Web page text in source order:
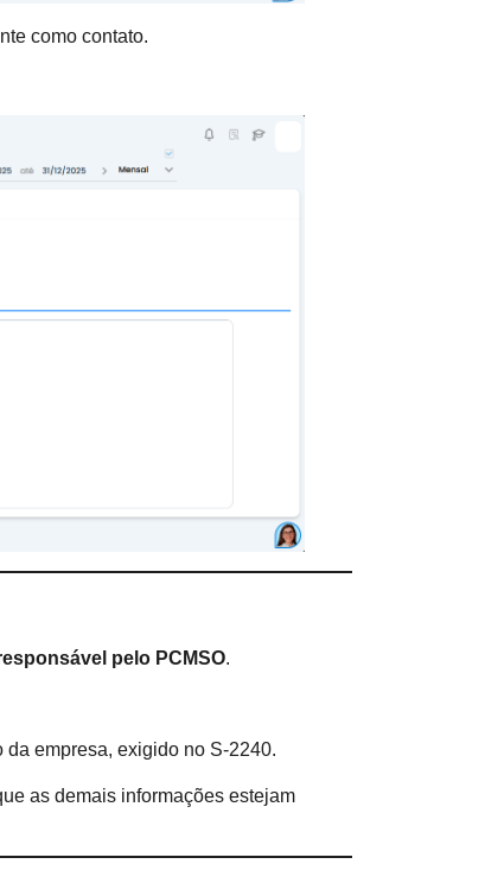
como contato.
pelo PCMSO.
empresa, exigido no S-2240.
as demais informações estejam